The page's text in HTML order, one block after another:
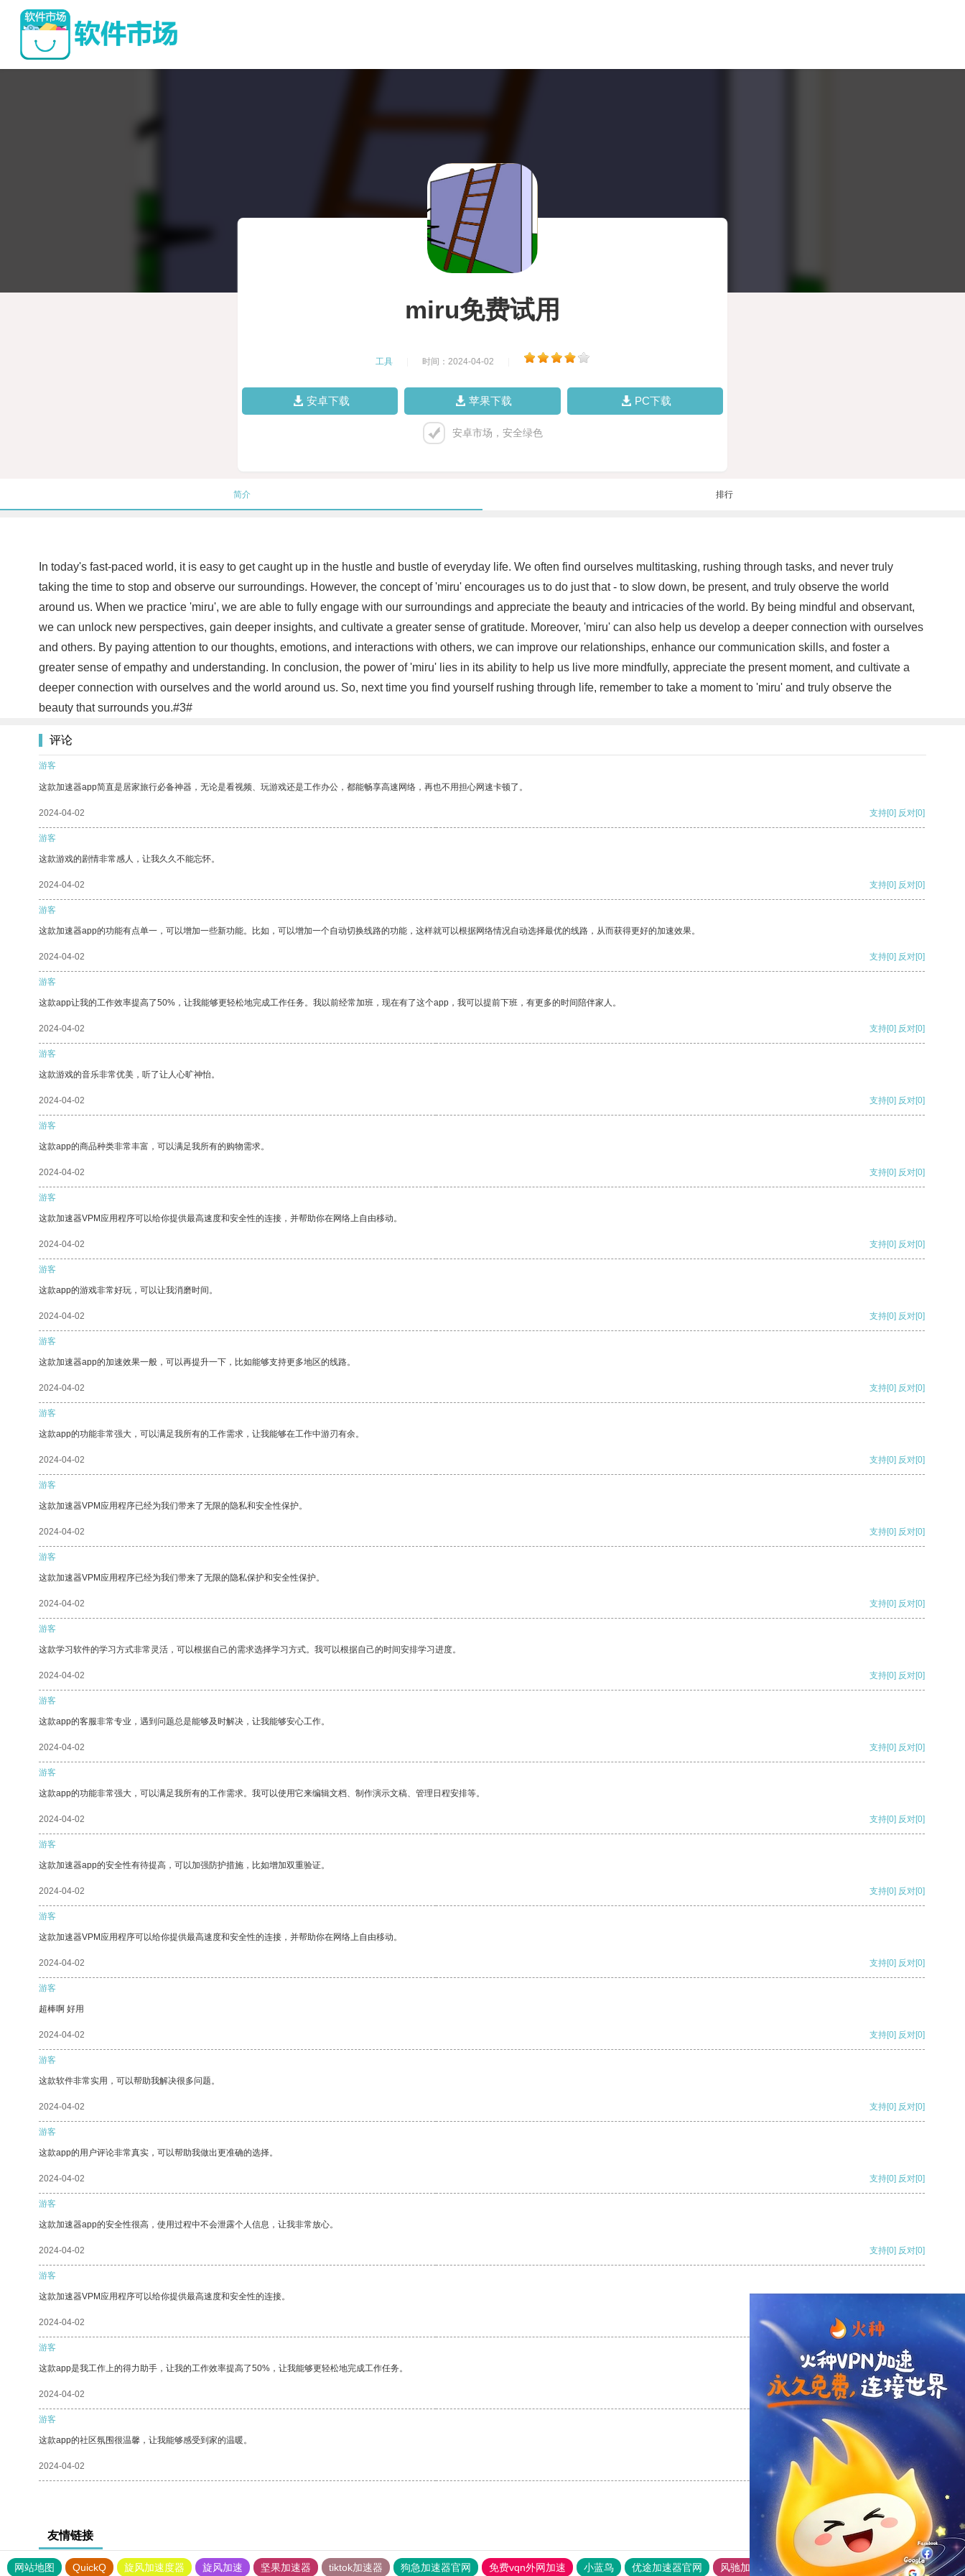
miru免费试用
工具 时间：2024-04-02
安卓下载 苹果下载 PC下载
安卓市场，安全绿色
简介 排行
In today's fast-paced world, it is easy to get caught up in the hustle and bustle of everyday life. We often find ourselves multitasking, rushing through tasks, and never truly
taking the time to stop and observe our surroundings. However, the concept of 'miru' encourages us to do just that - to slow down, be present, and truly observe the world
around us. When we practice 'miru', we are able to fully engage with our surroundings and appreciate the beauty and intricacies of the world. By being mindful and observant,
we can unlock new perspectives, gain deeper insights, and cultivate a greater sense of gratitude. Moreover, 'miru' can also help us develop a deeper connection with ourselves
and others. By paying attention to our thoughts, emotions, and interactions with others, we can improve our relationships, enhance our communication skills, and foster a
greater sense of empathy and understanding. In conclusion, the power of 'miru' lies in its ability to help us live more mindfully, appreciate the present moment, and cultivate a
deeper connection with ourselves and the world around us. So, next time you find yourself rushing through life, remember to take a moment to 'miru' and truly observe the
beauty that surrounds you.#3#
评论
游客
这款加速器app简直是居家旅行必备神器，无论是看视频、玩游戏还是工作办公，都能畅享高速网络，再也不用担心网速卡顿了。
2024-04-02 支持[0] 反对[0]
游客
这款游戏的剧情非常感人，让我久久不能忘怀。
2024-04-02 支持[0] 反对[0]
游客
这款加速器app的功能有点单一，可以增加一些新功能。比如，可以增加一个自动切换线路的功能，这样就可以根据网络情况自动选择最优的线路，从而获得更好的加速效果。
2024-04-02 支持[0] 反对[0]
游客
这款app让我的工作效率提高了50%，让我能够更轻松地完成工作任务。我以前经常加班，现在有了这个app，我可以提前下班，有更多的时间陪伴家人。
2024-04-02 支持[0] 反对[0]
游客
这款游戏的音乐非常优美，听了让人心旷神怡。
2024-04-02 支持[0] 反对[0]
游客
这款app的商品种类非常丰富，可以满足我所有的购物需求。
2024-04-02 支持[0] 反对[0]
游客
这款加速器VPM应用程序可以给你提供最高速度和安全性的连接，并帮助你在网络上自由移动。
2024-04-02 支持[0] 反对[0]
游客
这款app的游戏非常好玩，可以让我消磨时间。
2024-04-02 支持[0] 反对[0]
游客
这款加速器app的加速效果一般，可以再提升一下，比如能够支持更多地区的线路。
2024-04-02 支持[0] 反对[0]
游客
这款app的功能非常强大，可以满足我所有的工作需求，让我能够在工作中游刃有余。
2024-04-02 支持[0] 反对[0]
游客
这款加速器VPM应用程序已经为我们带来了无限的隐私和安全性保护。
2024-04-02 支持[0] 反对[0]
游客
这款加速器VPM应用程序已经为我们带来了无限的隐私保护和安全性保护。
2024-04-02 支持[0] 反对[0]
游客
这款学习软件的学习方式非常灵活，可以根据自己的需求选择学习方式。我可以根据自己的时间安排学习进度。
2024-04-02 支持[0] 反对[0]
游客
这款app的客服非常专业，遇到问题总是能够及时解决，让我能够安心工作。
2024-04-02 支持[0] 反对[0]
游客
这款app的功能非常强大，可以满足我所有的工作需求。我可以使用它来编辑文档、制作演示文稿、管理日程安排等。
2024-04-02 支持[0] 反对[0]
游客
这款加速器app的安全性有待提高，可以加强防护措施，比如增加双重验证。
2024-04-02 支持[0] 反对[0]
游客
这款加速器VPM应用程序可以给你提供最高速度和安全性的连接，并帮助你在网络上自由移动。
2024-04-02 支持[0] 反对[0]
游客
超棒啊 好用
2024-04-02 支持[0] 反对[0]
游客
这款软件非常实用，可以帮助我解决很多问题。
2024-04-02 支持[0] 反对[0]
游客
这款app的用户评论非常真实，可以帮助我做出更准确的选择。
2024-04-02 支持[0] 反对[0]
游客
这款加速器app的安全性很高，使用过程中不会泄露个人信息，让我非常放心。
2024-04-02 支持[0] 反对[0]
游客
这款加速器VPM应用程序可以给你提供最高速度和安全性的连接。
2024-04-02 支持
游客
这款app是我工作上的得力助手，让我的工作效率提高了50%，让我能够更轻松地完成工作任务。
2024-04-02 支持[0] 反对[0]
游客
这款app的社区氛围很温馨，让我能够感受到家的温暖。
2024-04-02 支持[0] 反对[0]
友情链接
网站地图 QuickQ 旋风加速度器 旋风加速 坚果加速器 tiktok加速器 狗急加速器官网 免费vqn外网加速 小蓝鸟 优途加速器官网 风驰加速器 旋风加速器